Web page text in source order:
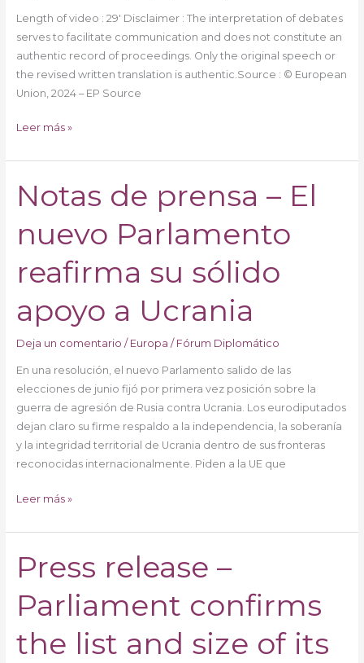
Length of video : 29′ Disclaimer : The interpretation of debates
serves to facilitate communication and does not constitute an
authentic record of proceedings. Only the original speech or
the revised written translation is authentic.Source : © European
Union, 2024 – EP Source
Reflections
of
and
struggle
justice
Wednesday,
July
2024
–
12:00
Leer más »
Notas de prensa – El
nuevo Parlamento
reafirma su sólido
apoyo a Ucrania
Deja un comentario / Europa / Fórum Diplomático
En una resolución, el nuevo Parlamento salido de las
elecciones de junio fijó por primera vez posición sobre la
guerra de agresión de Rusia contra Ucrania. Los eurodiputados
dejan claro su firme respaldo a la independencia, la soberanía
y la integridad territorial de Ucrania dentro de sus fronteras
reconocidas internacionalmente. Piden a la UE que
Notas
de
–
nuevo
reafirma
apoyo
a
Ucrania
Leer más »
Press release –
Parliament confirms
the list and size of its
Press
release
–
Parliament
confirms
the